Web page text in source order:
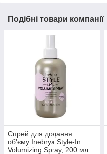
Подібні товари компанії
Спрей для додання
об'єму Inebrya Style-In
Volumizing Spray, 200 мл